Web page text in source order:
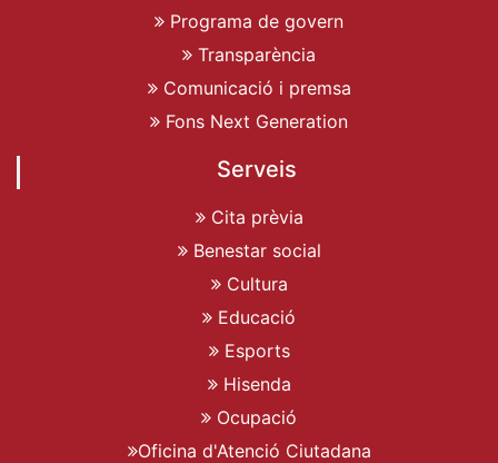
Programa de govern
Transparència
Comunicació i premsa
Fons Next Generation
Serveis
Cita prèvia
Benestar social
Cultura
Educació
Esports
Hisenda
Ocupació
Oficina d'Atenció Ciutadana